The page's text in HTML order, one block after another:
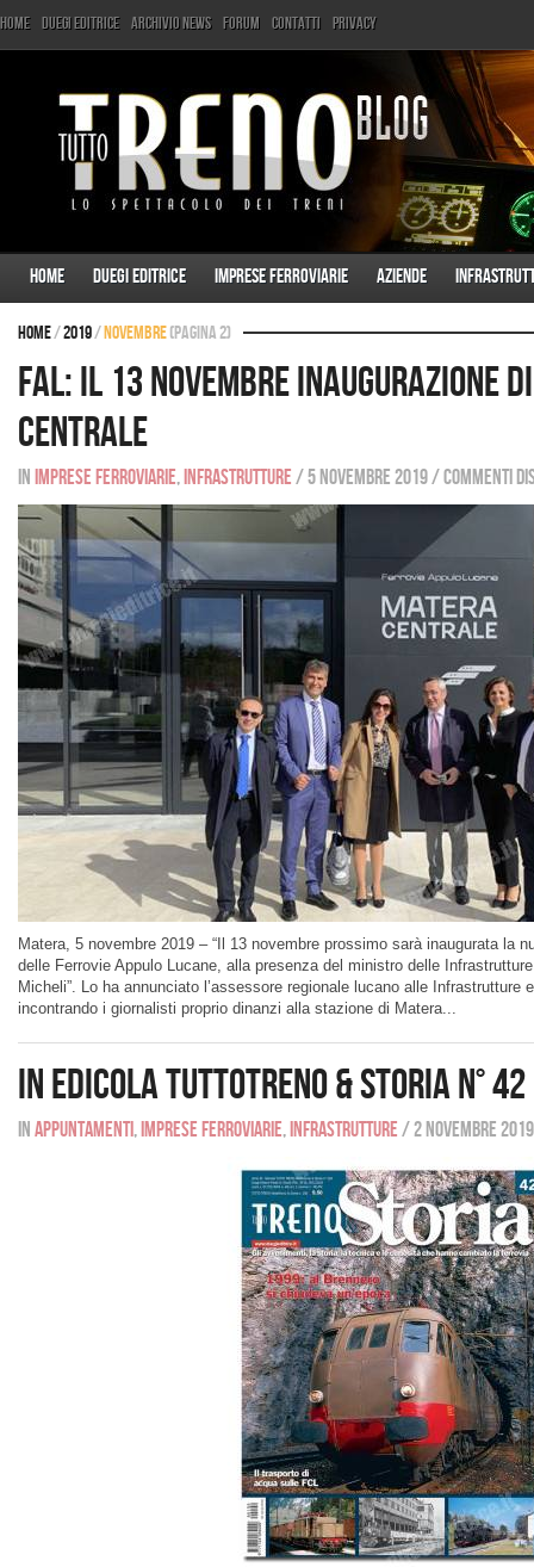
Home Duegi Editrice Archivio News Forum Contatti Privacy
Home Duegi Editrice Imprese ferroviarie Aziende
Home/2019/novembre(Pagina 2)
FAL: il 13 novembre inaugurazione
Centrale
In Imprese ferroviarie, Infrastrutture/5 novembre 2019/Commenti
Matera, 5 novembre 2019 – “Il 13 novembre prossimo sarà inaugurata la
delle Ferrovie Appulo Lucane, alla presenza del ministro delle
Micheli”. Lo ha annunciato l’assessore regionale lucano alle Infrastrutture
incontrando i giornalisti proprio dinanzi alla stazione di Matera...
In edicola tuttotreno & storia n° 42
In Appuntamenti, Imprese ferroviarie, Infrastrutture/2 novembre 2019